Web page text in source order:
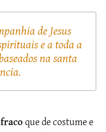
de Jesus
e a toda a
na santa
que de costume e